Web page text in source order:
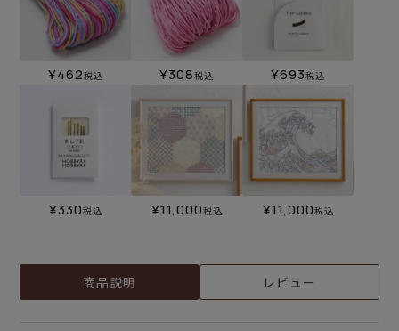
¥462税込 ¥308税込 ¥693税込
¥330税込 ¥11,000税込 ¥11,000税込
商品説明 レビュー